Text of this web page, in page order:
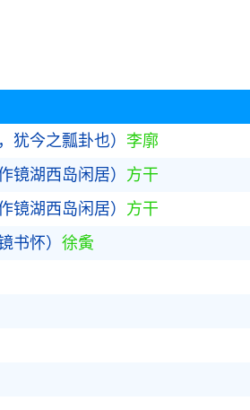
犹今之瓢卦也） 李廓
镜湖西岛闲居） 方干
镜湖西岛闲居） 方干
书怀） 徐夤